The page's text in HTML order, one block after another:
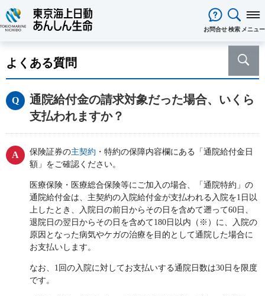
お問合せ検索 メニュー
保険商品から選ぶ
心配ごとから選ぶ
保険の基礎知識
インターネットでご加入いただけ
る保険商品
ご相談・ご契約の流れ 申込方法の違い
資料請求
医療保険
メディカルＫｉｔ ＮＥＯ
あんしん治療サポート保険
あんしん治療サポート保険R
メディカルＫｉｔエール
メディカルＫｉｔエールＲ
がん保険
死亡保険（終身保険・定期保険）
長生き支援終身
スマートあんしん定期
あんしん定期エール
あんしん終身エール
あんしん夢終身
終身保険
定期保険
家計保障定期保険ＮＥＯ
あんしん就業不能保障保険
ご契約者様
ご契約者様TOPへ
東京海上日動マイページのご案内
各種お手続き
保険金・給付金・満期金・年金等
契約内容／登録情報の確認・変更
契約者貸付の利用・返済
保障内容の見直し・契約の解約
保険料支払方法の変更
保険証券・控除証明書の発行・再
発行
変額保険・変額年金保険固有のお
ライフイベントごとのお手続き
法人のお客様
法人のお客様TOPへ
な準備とは？
従業員の皆様向け商品
あんしん生命
東京海上グループについて
会社情報
お客様をがんからお守りする運動
採用情報
保険金等の適切なお支払いに向け
た取組み
あんしん解体新書
CMギャラリー・キャラクター紹介
資料請求
お問い合わせ
よくある質問
保険用語集
東京海上ホールディングス
よくある質問
通院給付金の請求対象だった場合、いくら
支払われますか？
保険証券の主契約 ・特約の保障内容欄にある「通院給付金日
額」をご確認ください。
医療保険・医療総合保険等にご加入の場合、「通院特約」の
通院給付金は、主契約の入院給付金が支払われる入院を1日以
上したとき、入院日の前日からその日を含めて遡って60日、
退院日の翌日からその日を含めて180日以内（※）に、入院の
原因となった病気やケガの治療を目的として通院した場合に
お支払いします。
なお、1回の入院に対してお支払いする通院日数は30日を限度
です。